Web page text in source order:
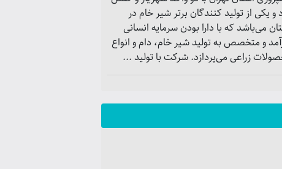
و یکی از تولید کنندگان برتر شیر خام در
می‌باشد که با دارا بودن سرمایه انسانی
و متخصص به تولید شیر خام، دام و انواع
زراعی می‌پردازد. شرکت با تولید ...